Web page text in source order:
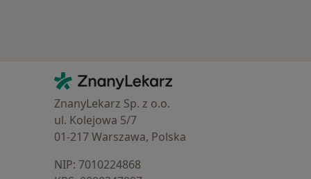
Kontakt
ZnanyLekarz - Strona główna
ZnanyLekarz Sp. z o.o.
ul. Kolejowa 5/7
01-217 Warszawa, Polska
NIP: ⁠7010224868